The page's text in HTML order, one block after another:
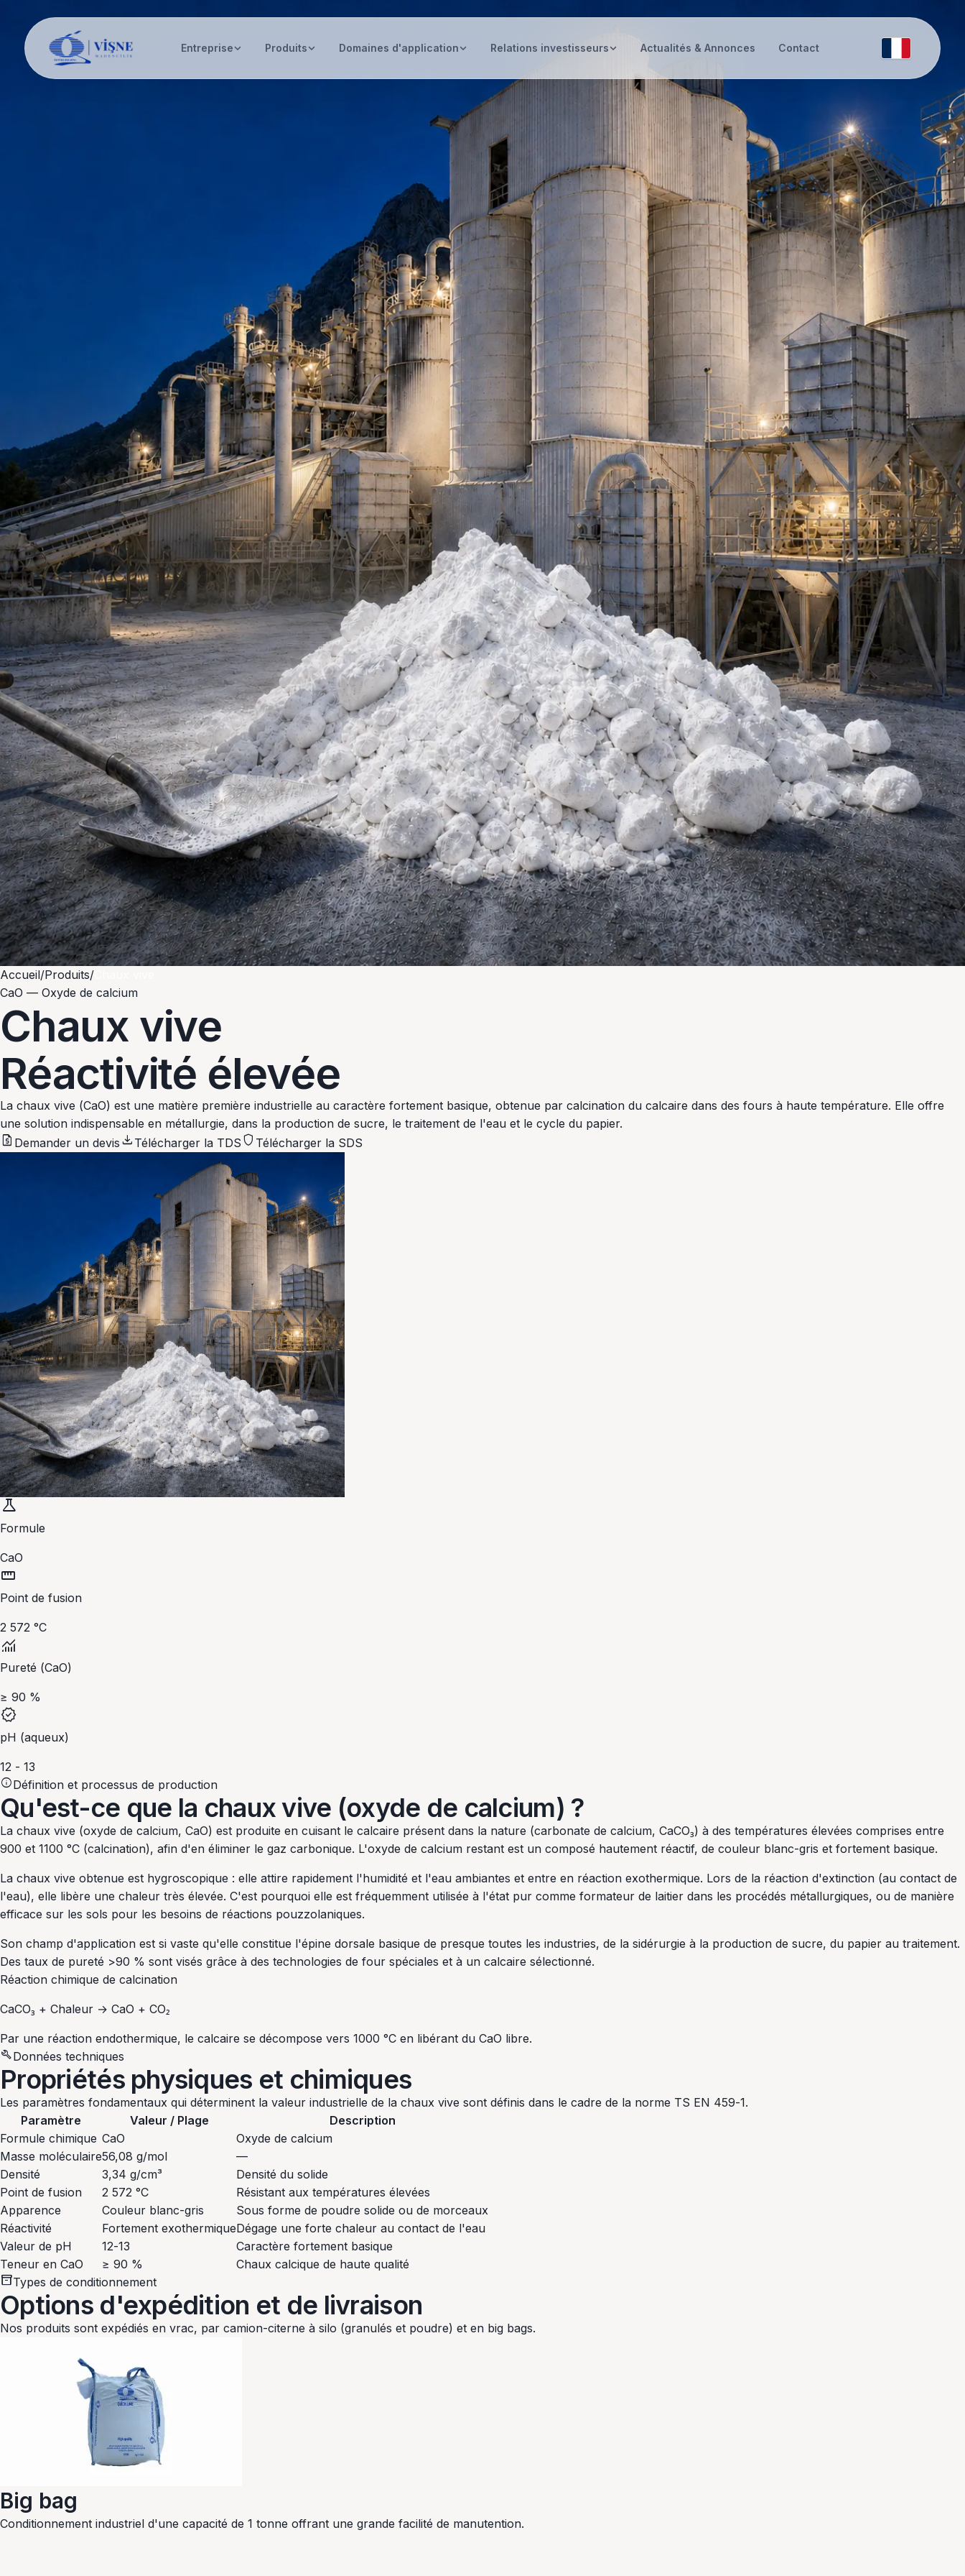
Entreprise Produits Domaines d'application Relations investisseurs Actualités & Annonces Contact
Accueil/Produits/
CaO — Oxyde de calcium
Chaux vive
Réactivité élevée
La chaux vive (CaO) est une matière première industrielle au caractère fortement basique, obtenue par calcination du calcaire dans des fours à haute température. Elle offre
une solution indispensable en métallurgie, dans la production de sucre, le traitement de l'eau et le cycle du papier.
request_quote Demander un devis download Télécharger la TDS shield Télécharger la SDS
science
Formule
CaO
straighten
Point de fusion
2 572 °C
monitoring
Pureté (CaO)
≥ 90 %
verified
pH (aqueux)
12 - 13
infoDéfinition et processus de production
Qu'est-ce que la chaux vive (oxyde de calcium) ?
La chaux vive (oxyde de calcium, CaO) est produite en cuisant le calcaire présent dans la nature (carbonate de calcium, CaCO₃) à des températures élevées comprises entre
900 et 1100 °C (calcination), afin d'en éliminer le gaz carbonique. L'oxyde de calcium restant est un composé hautement réactif, de couleur blanc-gris et fortement basique.
La chaux vive obtenue est hygroscopique : elle attire rapidement l'humidité et l'eau ambiantes et entre en réaction exothermique. Lors de la réaction d'extinction (au contact de
l'eau), elle libère une chaleur très élevée. C'est pourquoi elle est fréquemment utilisée à l'état pur comme formateur de laitier dans les procédés métallurgiques, ou de manière
efficace sur les sols pour les besoins de réactions pouzzolaniques.
Son champ d'application est si vaste qu'elle constitue l'épine dorsale basique de presque toutes les industries, de la sidérurgie à la production de sucre, du papier au traitement.
Des taux de pureté >90 % sont visés grâce à des technologies de four spéciales et à un calcaire sélectionné.
Réaction chimique de calcination
CaCO₃ + Chaleur → CaO + CO₂
Par une réaction endothermique, le calcaire se décompose vers 1000 °C en libérant du CaO libre.
buildDonnées techniques
Propriétés physiques et chimiques
Les paramètres fondamentaux qui déterminent la valeur industrielle de la chaux vive sont définis dans le cadre de la norme TS EN 459-1.
Paramètre
Valeur / Plage
Description
Formule chimique CaO
Oxyde de calcium
Masse moléculaire56,08 g/mol
—
Densité
3,34 g/cm³
Densité du solide
Point de fusion
2 572 °C
Résistant aux températures élevées
Apparence
Couleur blanc-gris
Sous forme de poudre solide ou de morceaux
Réactivité
Fortement exothermiqueDégage une forte chaleur au contact de l'eau
Valeur de pH
12-13
Caractère fortement basique
Teneur en CaO
≥ 90 % Chaux calcique de haute qualité
inventory_2Types de conditionnement
Options d'expédition et de livraison
Nos produits sont expédiés en vrac, par camion-citerne à silo (granulés et poudre) et en big bags.
Big bag
Conditionnement industriel d'une capacité de 1 tonne offrant une grande facilité de manutention.